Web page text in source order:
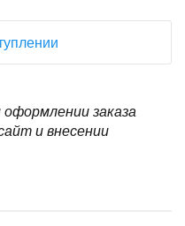
заказа
и внесении